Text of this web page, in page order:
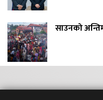
साउनको